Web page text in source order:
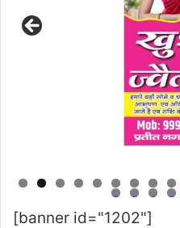
9 0 1 2
[banner id="1202"]